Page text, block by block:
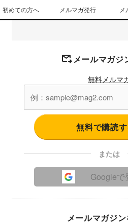
初めての方へ メルマガ発行
メールマガジ
無料メルマ
無料で購読
または
Googleで
メールマガジ